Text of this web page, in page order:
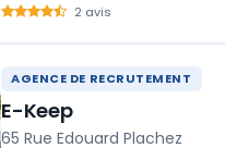
2 avis
AGENCE DE RECRUTEMENT
E-Keep
65 Rue Edouard Plachez